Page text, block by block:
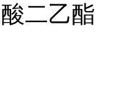
二乙酯